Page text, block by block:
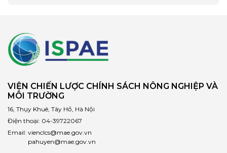
VIỆN CHIẾN LƯỢC CHÍNH SÁCH NÔNG NGHIỆP VÀ
MÔI TRƯỜNG
16, Thụy Khuê, Tây Hồ, Hà Nội
Điện thoại: 04-39722067
Email: vienclcs@mae.gov.vn
pahuyen@mae.gov.vn